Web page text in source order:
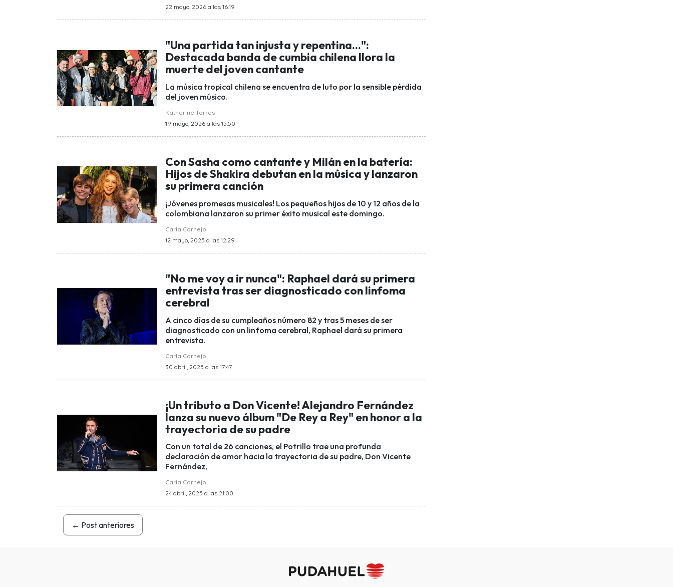
22 mayo, 2026 a las 16:19
"Una partida tan injusta y repentina...":
Destacada banda de cumbia chilena llora la
muerte del joven cantante
La música tropical chilena se encuentra de luto por la sensible pérdida
del joven músico.
Katherine Torres
19 mayo, 2026 a las 15:50
Con Sasha como cantante y Milán en la batería:
Hijos de Shakira debutan en la música y lanzaron
su primera canción
¡Jóvenes promesas musicales! Los pequeños hijos de 10 y 12 años de la
colombiana lanzaron su primer éxito musical este domingo.
Carla Cornejo
12 mayo, 2025 a las 12:29
"No me voy a ir nunca": Raphael dará su primera
entrevista tras ser diagnosticado con linfoma
cerebral
A cinco días de su cumpleaños número 82 y tras 5 meses de ser
diagnosticado con un linfoma cerebral, Raphael dará su primera
entrevista.
Carla Cornejo
30 abril, 2025 a las 17:47
¡Un tributo a Don Vicente! Alejandro Fernández
lanza su nuevo álbum "De Rey a Rey" en honor a la
trayectoria de su padre
Con un total de 26 canciones, el Potrillo trae una profunda
declaración de amor hacia la trayectoria de su padre, Don Vicente
Fernández,
Carla Cornejo
24 abril, 2025 a las 21:00
← Post anteriores